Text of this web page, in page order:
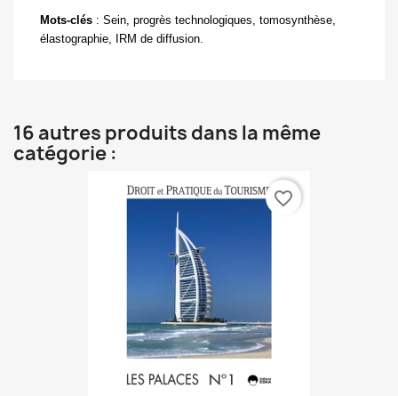
Mots-clés : Sein, progrès technologiques, tomosynthèse,
élastographie, IRM de diffusion.
16 autres produits dans la même
catégorie :
favorite_border